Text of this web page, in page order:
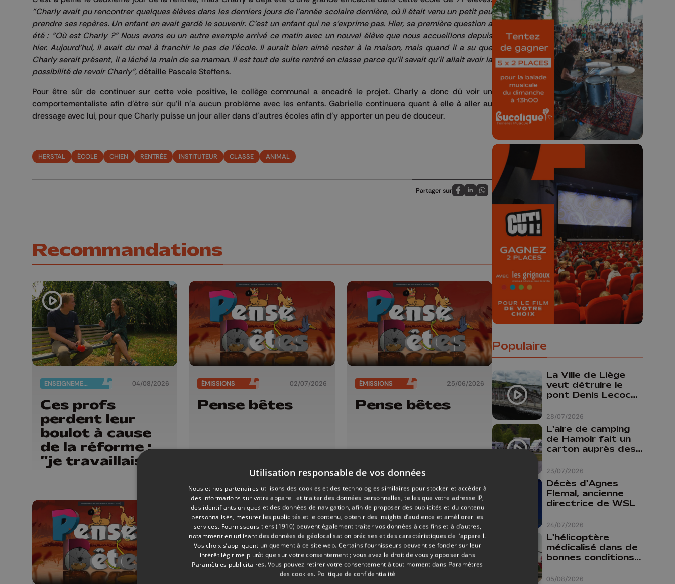
"Charly avait pu rencontrer quelques élèves dans les derniers jours de l'année scolaire dernière, où il était venu un petit peu
prendre ses repères. Un enfant en avait gardé le souvenir. C'est un enfant qui ne s'exprime pas. Hier, sa première question a
été : “Où est Charly ?” Nous avons eu un autre exemple arrivé ce matin avec un nouvel élève que nous accueillons depuis
hier. Aujourd'hui, il avait du mal à franchir le pas de l'école. Il aurait bien aimé rester à la maison, mais quand il a su que
Charly serait présent, il a lâché la main de sa maman. Il est tout de suite rentré en classe parce qu'il savait qu'il allait avoir la
possibilité de revoir Charly", détaille Pascale Steffens.
Pour être sûr de continuer sur cette voie positive, le collège communal a encadré le projet. Charly a donc dû voir un
comportementaliste afin d'être sûr qu'il n'a aucun problème avec les enfants. Gabrielle continuera quant à elle à aller au
dressage avec lui, pour que Charly puisse un jour aller dans d'autres écoles afin d'y apporter un peu de douceur.
HERSTAL ÉCOLE CHIEN RENTRÉE INSTITUTEUR CLASSE ANIMAL
Partager sur
Partagez sur FaceBook
Partagez sur LinkedIn
Partagez sur Whatsapp
Recommandations
ENSEIGNEMENT 04/08/2026
Ces profs
perdent leur
boulot à cause
de la réforme :
"je travaillais
pharmacienne"
ÉMISSIONS 02/07/2026
Pense bêtes
ÉMISSIONS 25/06/2026
Pense bêtes
🎁 Gagnez 5x2
places pour le
Bucolique Ferrières
Festival 🌿🎶
Concours valable jusqu'au 9 août,
23h59.
🎬 Concours CUT x
Les Grignoux ✨
Concours permanent - 2 places à
gagner chaque semaine !
Populaire
28/07/2026
La Ville de Liège
veut détruire le
pont Denis Lecocq
budget pour le
faire
23/07/2026
L'aire de camping
de Hamoir fait un
carton auprès des
24/07/2026
Décès d'Agnes
Flemal, ancienne
directrice de WSL
05/08/2026
L'hélicoptère
médicalisé dans de
bonnes conditions à
Utilisation responsable de vos données
Nous et nos partenaires utilisons des cookies et des technologies similaires pour stocker et accéder à
des informations sur votre appareil et traiter des données personnelles, telles que votre adresse IP,
des identifiants uniques et des données de navigation, afin de proposer des publicités et du contenu
personnalisés, mesurer les publicités et le contenu, obtenir des insights d’audience et améliorer les
services. Fournisseurs tiers (1910) peuvent également traiter vos données à ces fins et à d’autres,
notamment en utilisant des données de géolocalisation précises et des caractéristiques de l’appareil.
Vos choix s’appliquent uniquement à ce site web. Certains fournisseurs peuvent se fonder sur leur
intérêt légitime plutôt que sur votre consentement ; vous avez le droit de vous y opposer dans
Paramètres publicitaires. Vous pouvez retirer votre consentement à tout moment dans Paramètres
des cookies. Politique de confidentialité